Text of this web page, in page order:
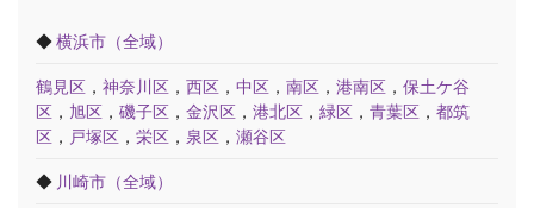
◆横浜市（全域）
鶴見区 ， 神奈川区 ， 西区 ， 中区 ， 南区 ， 港南区 ， 保土ケ谷
区 ， 旭区 ， 磯子区 ， 金沢区 ， 港北区 ， 緑区 ， 青葉区 ， 都筑
区 ， 戸塚区 ， 栄区 ， 泉区 ， 瀬谷区
◆ 川崎市（全域）